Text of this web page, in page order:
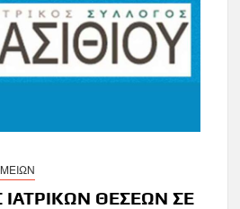
ΘΕΣΕΩΝ ΣΕ